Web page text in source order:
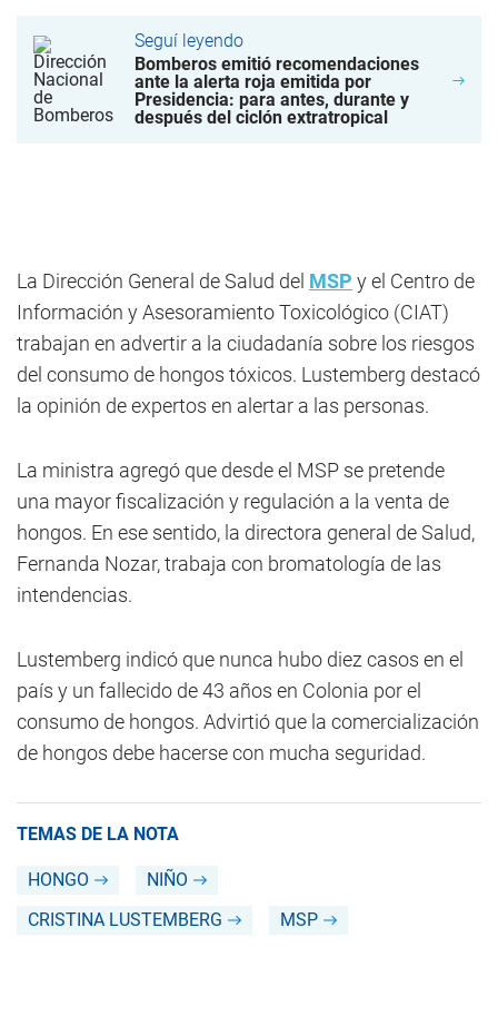
Seguí leyendo
Bomberos emitió recomendaciones
ante la alerta roja emitida por
Presidencia: para antes, durante y
después del ciclón extratropical
La Dirección General de Salud del MSP y el Centro de
Información y Asesoramiento Toxicológico (CIAT)
trabajan en advertir a la ciudadanía sobre los riesgos
del consumo de hongos tóxicos. Lustemberg destacó
la opinión de expertos en alertar a las personas.
La ministra agregó que desde el MSP se pretende
una mayor fiscalización y regulación a la venta de
hongos. En ese sentido, la directora general de Salud,
Fernanda Nozar, trabaja con bromatología de las
intendencias.
Lustemberg indicó que nunca hubo diez casos en el
país y un fallecido de 43 años en Colonia por el
consumo de hongos. Advirtió que la comercialización
de hongos debe hacerse con mucha seguridad.
TEMAS DE LA NOTA
HONGO
NIÑO
CRISTINA LUSTEMBERG
MSP